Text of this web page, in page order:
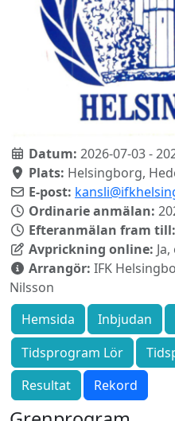
Datum: 2026-07-03 -
Plats: Helsingborg,
E-post:
Ordinarie anmälan:
Efteranmälan fram till:
Avprickning online:
Arrangör: IFK
Nilsson
Hemsida
Inbjudan
Tidsprogram Lör
Resultat
Rekord